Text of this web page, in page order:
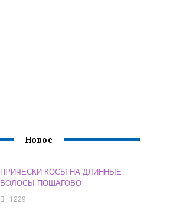
Новое
ПРИЧЕСКИ КОСЫ НА ДЛИННЫЕ
ВОЛОСЫ ПОШАГОВО
1229